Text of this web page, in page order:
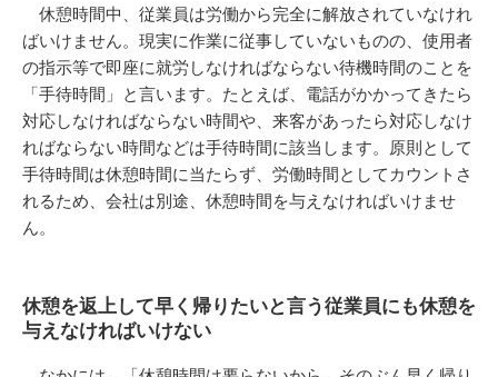
休憩時間中、従業員は労働から完全に解放されていなけれ
ばいけません。現実に作業に従事していないものの、使用者
の指示等で即座に就労しなければならない待機時間のことを
「手待時間」と言います。たとえば、電話がかかってきたら
対応しなければならない時間や、来客があったら対応しなけ
ればならない時間などは手待時間に該当します。原則として
手待時間は休憩時間に当たらず、労働時間としてカウントさ
れるため、会社は別途、休憩時間を与えなければいけませ
ん。
休憩を返上して早く帰りたいと言う従業員にも休憩を
与えなければいけない